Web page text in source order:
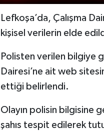
Lefkoşa’da, Çalışma
kişisel verilerin elde
Polisten verilen bilgiye
Dairesi’ne ait web
ettiği belirlendi.
Olayın polisin bilgisine
şahıs tespit edilerek